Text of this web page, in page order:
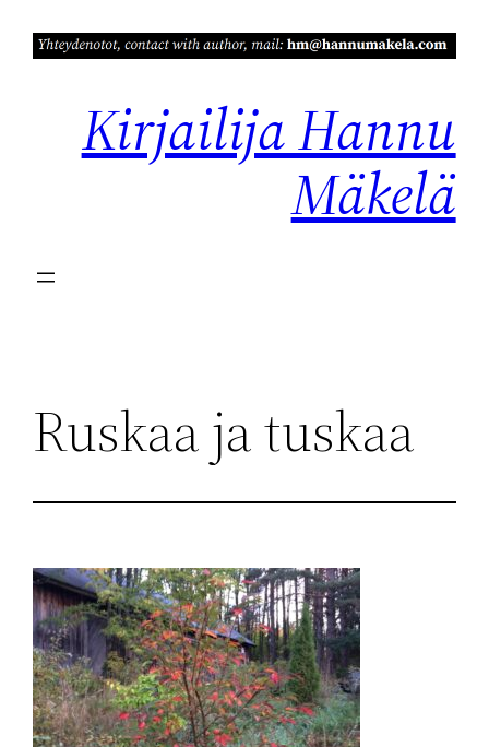
sisältöön
Kirjailija Hannu
Mäkelä
Ruskaa ja tuskaa